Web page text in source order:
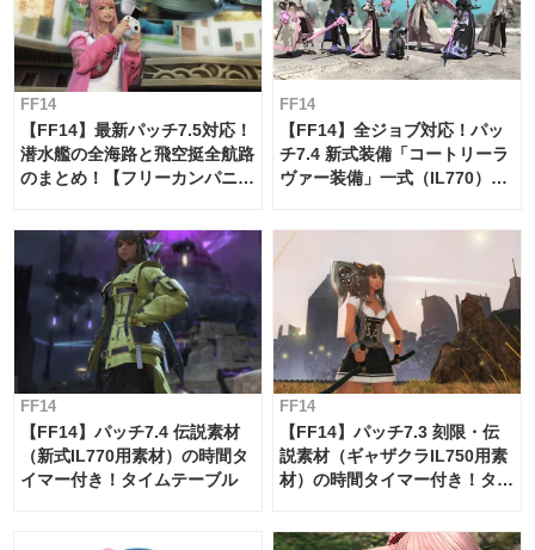
FF14
【FF14】最新パッチ7.5対応！
潜水艦の全海路と飛空挺全航路
のまとめ！【フリーカンパニ
FF14
【FF14】全ジョブ対応！パッ
チ7.4 新式装備「コートリーラ
ヴァー装備」一式（IL770）の
FF14
【FF14】パッチ7.4 伝説素材
（新式IL770用素材）の時間タ
イマー付き！タイムテーブル
FF14
【FF14】パッチ7.3 刻限・伝
説素材（ギャザクラIL750用素
材）の時間タイマー付き！タイ